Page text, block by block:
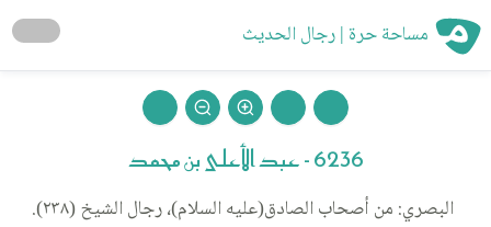
مساحة حرة | رجال الحديث
6236 - عبد الأعلى بن محمد
البصري: من أصحاب الصادق(عليه السلام)، رجال الشيخ (٢٣٨).